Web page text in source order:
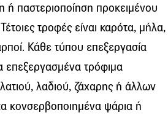
παστεριοποίηση προκειμένου
τροφές είναι καρότα, μήλα,
Κάθε τύπου επεξεργασία
επεξεργασμένα τρόφιμα
λαδιού, ζάχαρης ή άλλων
κονσερβοποιημένα ψάρια ή